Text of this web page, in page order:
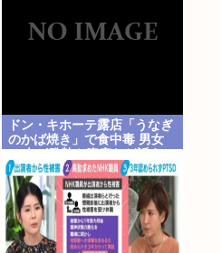
ドン・キホーテ露店「うなぎ
のかば焼き」で食中毒 男女
サルモネラ属の菌検出